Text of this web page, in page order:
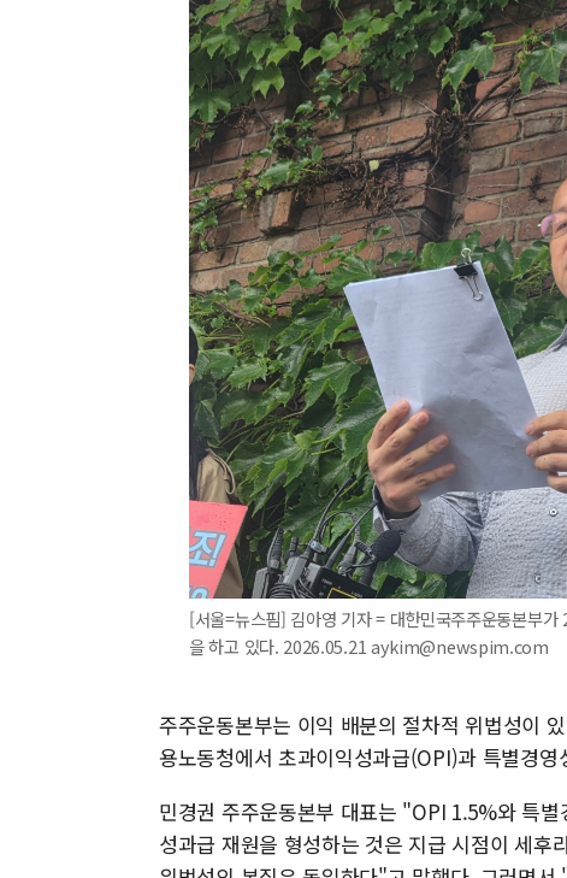
[서울=뉴스핌] 김아영 기자 = 대한민국주주운동본부
을 하고 있다. 2026.05.21 aykim@newspim.com
주주운동본부는 이익 배분의 절차적 위법성이
용노동청에서 초과이익성과급(OPI)과 특별경
민경권 주주운동본부 대표는 "OPI 1.5%와 특
성과급 재원을 형성하는 것은 지급 시점이 세